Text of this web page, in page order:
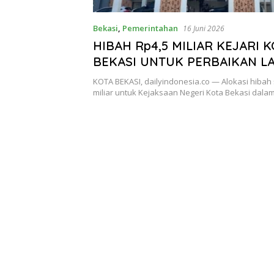
Bekasi, Pemerintahan 16 Juni 2026
HIBAH Rp4,5 MILIAR KEJARI
BEKASI UNTUK PERBAIKAN
DAN AULA, DIJAMIN TIDAK
KONFLIK KEPENTINGAN
KOTA BEKASI, dailyindonesia.co — Alokasi
miliar untuk Kejaksaan Negeri Kota Bekasi